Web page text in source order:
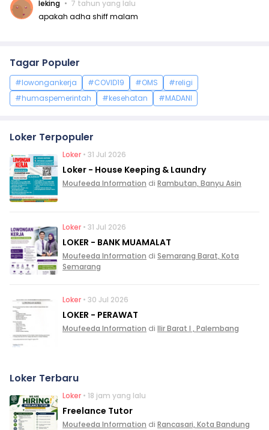
leking
7 tahun yang lalu
apakah adha shiff malam
Tagar Populer
#lowongankerja #COVID19 #OMS
#religi
#humaspemerintah
#kesehatan #MADANI
Loker Terpopuler
Loker • 31 Jul 2026
Loker - House Keeping & Laundry
Moufeeda Information di Rambutan, Banyu Asin
Loker • 31 Jul 2026
LOKER - BANK MUAMALAT
Moufeeda Information di Semarang Barat, Kota
Semarang
Loker • 30 Jul 2026
LOKER - PERAWAT
Moufeeda Information di Ilir Barat I , Palembang
Loker Terbaru
Loker • 18 jam yang lalu
Freelance Tutor
Moufeeda Information di Rancasari, Kota Bandung